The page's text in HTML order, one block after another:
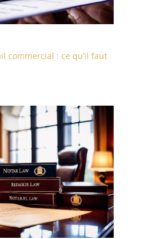
commercial : ce qu’il faut